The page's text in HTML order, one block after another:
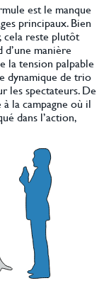
est le manque
principaux. Bien
cela reste plutôt
manière
la tension palpable
dynamique de trio
les spectateurs. De
la campagne où il
dans l’action,